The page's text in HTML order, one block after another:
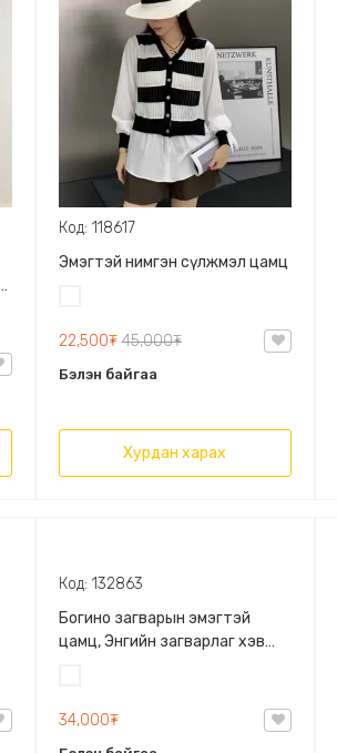
Код: 118617
Эмэгтэй нимгэн сүлжмэл цамц
22,500₮ 45,000₮
Бэлэн байгаа
Хурдан харах